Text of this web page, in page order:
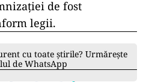
de fost
legii.
cu toate știrile? Urmărește
de WhatsApp